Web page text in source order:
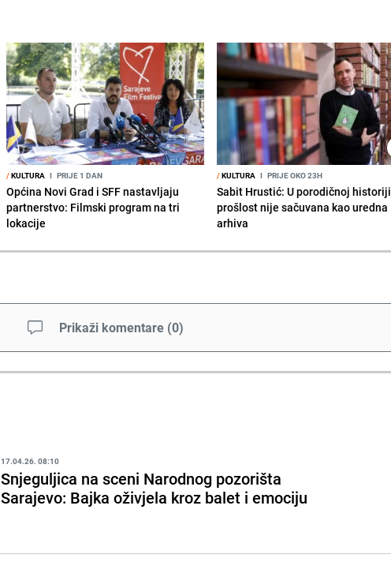
/KULTURA I PRIJE 1 DAN
Općina Novi Grad i SFF nastavljaju
partnerstvo: Filmski program na tri
lokacije
/KULTURA I PRIJE OKO 23H
Sabit Hrustić: U porodičnoj historiji
prošlost nije sačuvana kao uredna
arhiva
Prikaži komentare (0)
17.04.26. 08:10
Snjeguljica na sceni Narodnog pozorišta
Sarajevo: Bajka oživjela kroz balet i emociju